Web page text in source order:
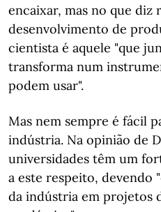
encaixar, mas no que diz
desenvolvimento de
cientista é aquele "que
transforma num
podem usar".
Mas nem sempre é fácil
indústria. Na opinião de
universidades têm um
a este respeito, devendo
da indústria em projetos